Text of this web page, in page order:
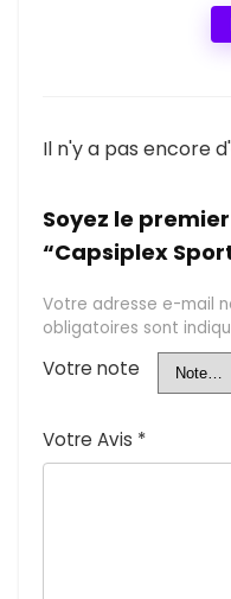
Il n'y a pas encore
Soyez le
“Capsiplex
Votre adresse e-mail
obligatoires sont
Votre note
Votre Avis *